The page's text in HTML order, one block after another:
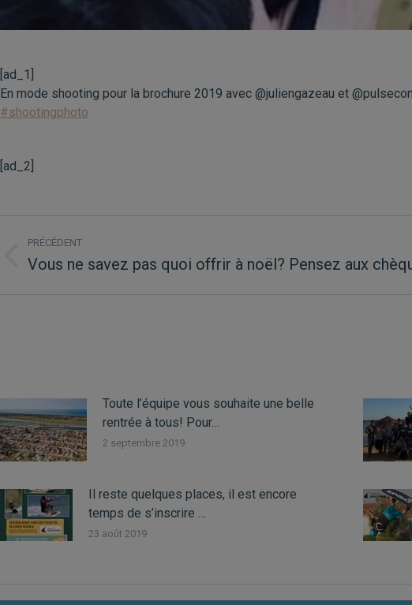
[ad_1]
En mode shooting pour la brochure 2019 avec @juliengazeau et
#shootingphoto
[ad_2]
NAVIGATION
ARTICLE
PRÉCÉDENT
Article
Vous ne savez pas quoi offrir à noël? Pensez aux
Toute l’équipe vous souhaite une belle
rentrée à tous! Pour…
2 septembre 2019
Il reste quelques places, il est encore
temps de s’inscrire …
23 août 2019